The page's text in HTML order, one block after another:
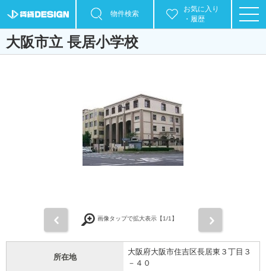
物件検索
お気に入り
・履歴
大阪市立 長居小学校
画像タップで拡大表示【1/1】
所在地
大阪府大阪市住吉区長居東３丁目３
－４０